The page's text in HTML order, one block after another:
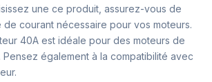
une ce produit, assurez-vous de
courant nécessaire pour vos moteurs.
40A est idéale pour des moteurs de
également à la compatibilité avec